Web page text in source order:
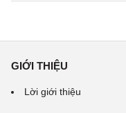
GIỚI THIỆU
Lời giới thiệu